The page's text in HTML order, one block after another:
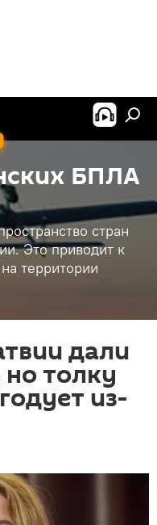
БПЛА
стран
Это приводит к
территории
дали
толку
из-